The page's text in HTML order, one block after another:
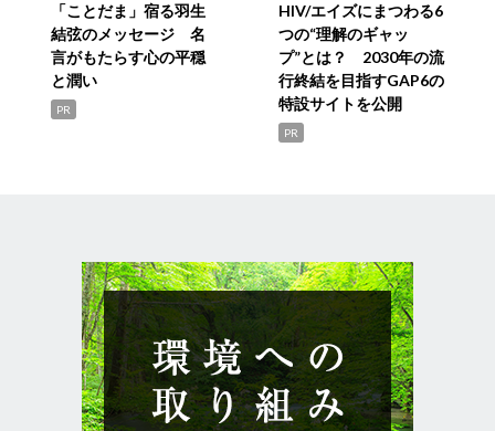
「ことだま」宿る羽生
結弦のメッセージ 名
言がもたらす心の平穏
と潤い
PR
HIV/エイズにまつわる6
つの“理解のギャッ
プ”とは？ 2030年の流
行終結を目指すGAP6の
特設サイトを公開
PR